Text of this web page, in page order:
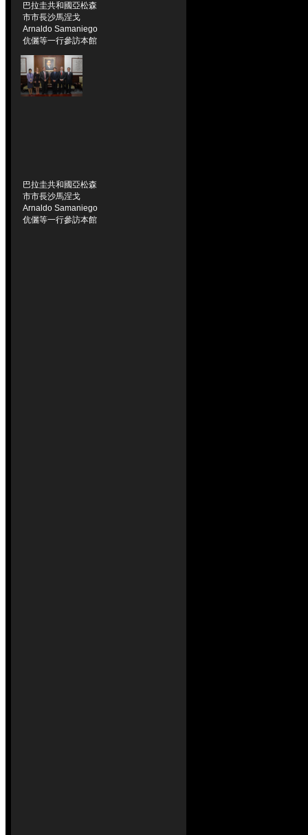
巴拉圭共和國亞松森
市市長沙馬涅戈
Arnaldo Samaniego
伉儷等一行參訪本館
巴拉圭共和國亞松森
市市長沙馬涅戈
Arnaldo Samaniego
伉儷等一行參訪本館